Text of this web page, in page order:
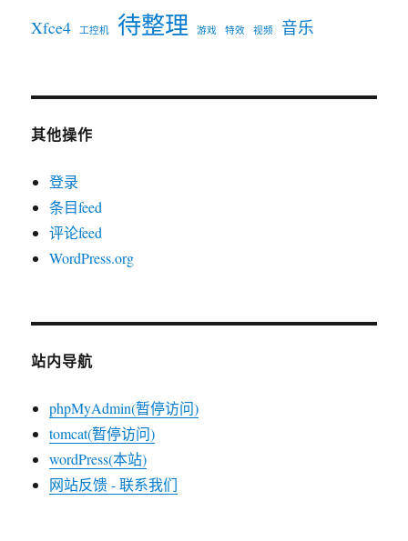
Xfce4 工控机 待整理 游戏 特效 视频 音乐
其他操作
登录
条目feed
评论feed
WordPress.org
站内导航
phpMyAdmin(暂停访问)
tomcat(暂停访问)
wordPress(本站)
网站反馈 - 联系我们